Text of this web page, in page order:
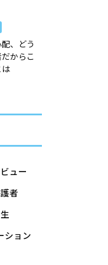
、どう
からこ
は
ュー
者
ション